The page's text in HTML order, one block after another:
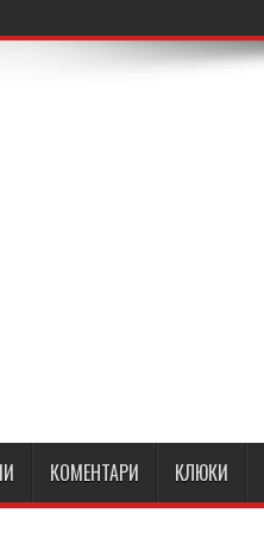
КОМЕНТАРИ КЛЮКИ